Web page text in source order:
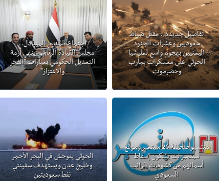
تفاصيل جديدة.. مقتل ضباط
سعوديين وعشرات الجنود
اليمنيين بهجوم واسع لمليشيا
الحوثي على معسكرات بمأرب
وحضرموت
اجتماع المديح المتبادل..
مجلس القيادة الرئاسي ينهي أزمة
التعديل الحكومي بعبارات "الفخر
والاعتزاز"
منتسبو صحيفة 26 سبتمبر وموقع
سبتمبر نت يشكون إسقاط
أسمائهم من كشوفات الراتب
السعودي
الحوثي يتوحش في البحر الأحمر
وخليج عدن ويستهدف سفينتي
نفط سعوديتين